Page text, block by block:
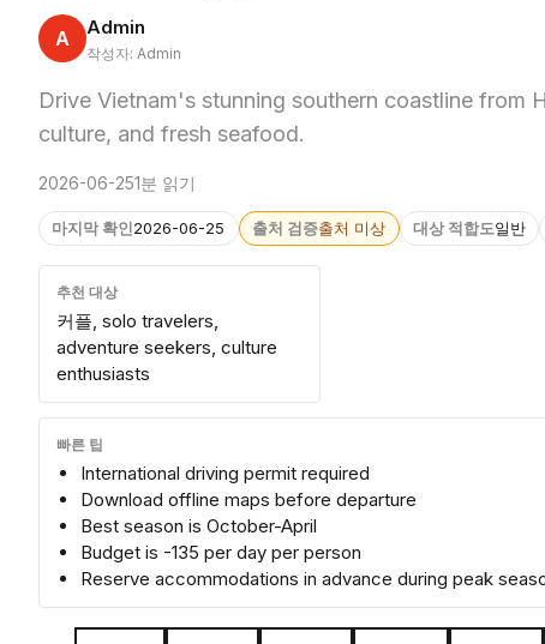
A Admin
작성자: Admin
Drive Vietnam's stunning southern coastline from
culture, and fresh seafood.
2026-06-251분 읽기
마지막 확인2026-06-25 출처 검증출처 미상 대상 적합도일반
추천 대상
커플, solo travelers,
adventure seekers, culture
enthusiasts
빠른 팁
International driving permit required
Download offline maps before departure
Best season is October-April
Budget is -135 per day per person
Reserve accommodations in advance during peak